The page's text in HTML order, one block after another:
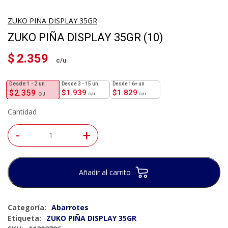
ZUKO PIÑA DISPLAY 35GR
ZUKO PIÑA DISPLAY 35GR (10)
$ 2.359
$2.359
1 - 2 un
$1.939
3 - 15 un
$1.829
16+ un
Cantidad
- +
Añadir al carrito
Categoría: Abarrotes
Etiqueta:
ZUKO PIÑA DISPLAY 35GR